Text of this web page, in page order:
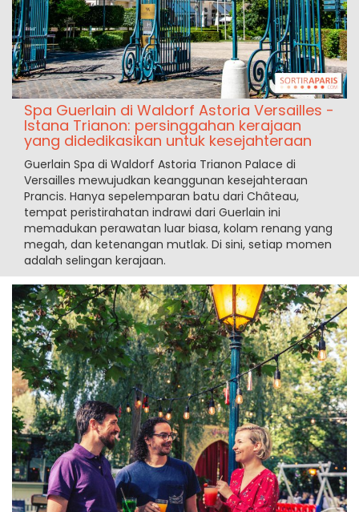
Spa Guerlain di Waldorf Astoria Versailles -
Istana Trianon: persinggahan kerajaan
yang didedikasikan untuk kesejahteraan
Guerlain Spa di Waldorf Astoria Trianon Palace di
Versailles mewujudkan keanggunan kesejahteraan
Prancis. Hanya sepelemparan batu dari Château,
tempat peristirahatan indrawi dari Guerlain ini
memadukan perawatan luar biasa, kolam renang yang
megah, dan ketenangan mutlak. Di sini, setiap momen
adalah selingan kerajaan.